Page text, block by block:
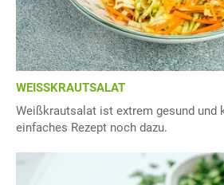
WEISSKRAUTSALAT
Weißkrautsalat ist extrem gesund und
einfaches Rezept noch dazu.